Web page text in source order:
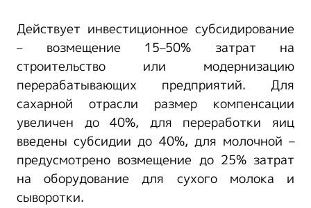
Действует инвестиционное субсидирование
– возмещение 15–50% затрат на
строительство или модернизацию
перерабатывающих предприятий. Для
сахарной отрасли размер компенсации
увеличен до 40%, для переработки яиц
введены субсидии до 40%, для молочной –
предусмотрено возмещение до 25% затрат
на оборудование для сухого молока и
сыворотки.